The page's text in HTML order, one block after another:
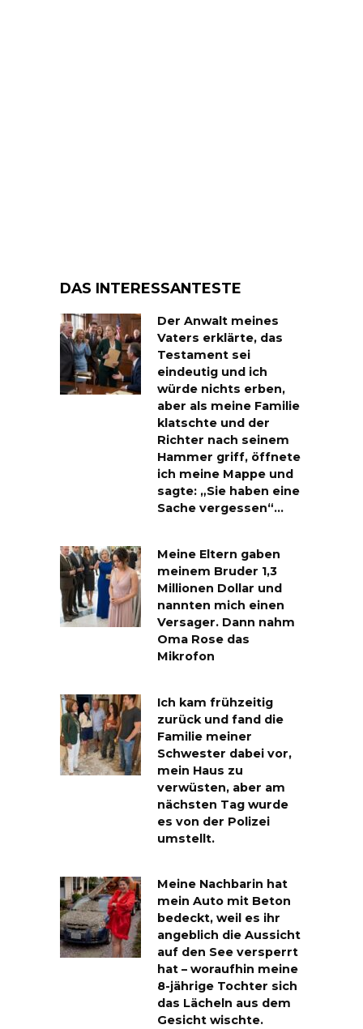
DAS INTERESSANTESTE
Der Anwalt meines
Vaters erklärte, das
Testament sei
eindeutig und ich
würde nichts erben,
aber als meine Familie
klatschte und der
Richter nach seinem
Hammer griff, öffnete
ich meine Mappe und
sagte: „Sie haben eine
Sache vergessen“…
Meine Eltern gaben
meinem Bruder 1,3
Millionen Dollar und
nannten mich einen
Versager. Dann nahm
Oma Rose das
Mikrofon
Ich kam frühzeitig
zurück und fand die
Familie meiner
Schwester dabei vor,
mein Haus zu
verwüsten, aber am
nächsten Tag wurde
es von der Polizei
umstellt.
Meine Nachbarin hat
mein Auto mit Beton
bedeckt, weil es ihr
angeblich die Aussicht
auf den See versperrt
hat – woraufhin meine
8-jährige Tochter sich
das Lächeln aus dem
Gesicht wischte.